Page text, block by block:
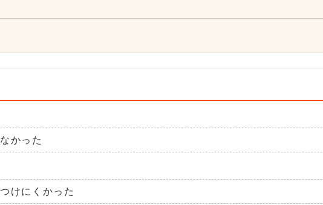
かった
けにくかった